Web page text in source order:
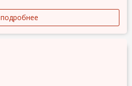
подробнее